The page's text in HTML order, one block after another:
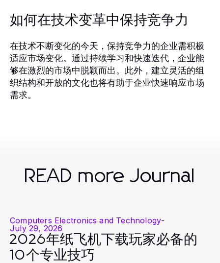
如何在技术变革中保持竞争力
在技术不断变化的今天，保持竞争力的企业需积极
适应市场变化。通过持续学习和快速迭代，企业能
够在激烈的市场中脱颖而出。此外，建立灵活的组
织结构和开放的文化也将有助于企业快速响应市场
需求。
READ more Journal
Computers Electronics and Technology-
July 29, 2026
2026年纸飞机下载玩家必备的
10个专业技巧